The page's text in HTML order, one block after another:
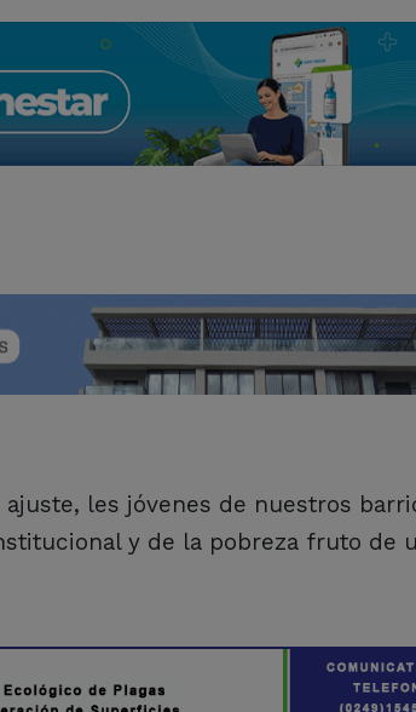
les jóvenes de nuestros
y de la pobreza fruto de